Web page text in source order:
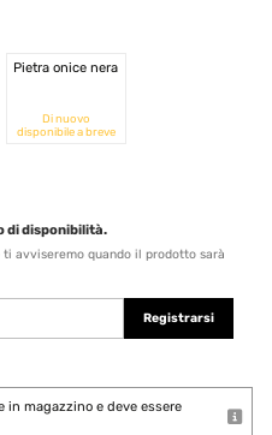
Pietra onice nera
Di nuovo
disponibile a breve
di disponibilità.
avviseremo quando il prodotto sarà
Registrarsi
in magazzino e deve essere